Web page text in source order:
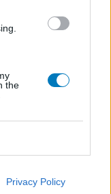
the
Privacy Policy